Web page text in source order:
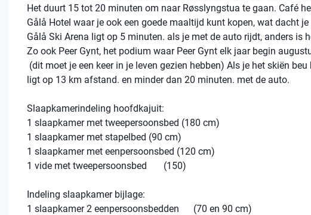
Het duurt 15 tot 20 minuten om naar Røsslyngstua te gaan. Café
Gålå Hotel waar je ook een goede maaltijd kunt kopen, wat dacht
Gålå Ski Arena ligt op 5 minuten. als je met de auto rijdt, anders is
Zo ook Peer Gynt, het podium waar Peer Gynt elk jaar begin
(dit moet je een keer in je leven gezien hebben) Als je het skiën
ligt op 13 km afstand. en minder dan 20 minuten. met de auto.
Slaapkamerindeling hoofdkajuit:
1 slaapkamer met tweepersoonsbed (180 cm)
1 slaapkamer met stapelbed (90 cm)
1 slaapkamer met eenpersoonsbed (120 cm)
1 vide met tweepersoonsbed (150)
Indeling slaapkamer bijlage:
1 slaapkamer 2 eenpersoonsbedden (70 en 90 cm)